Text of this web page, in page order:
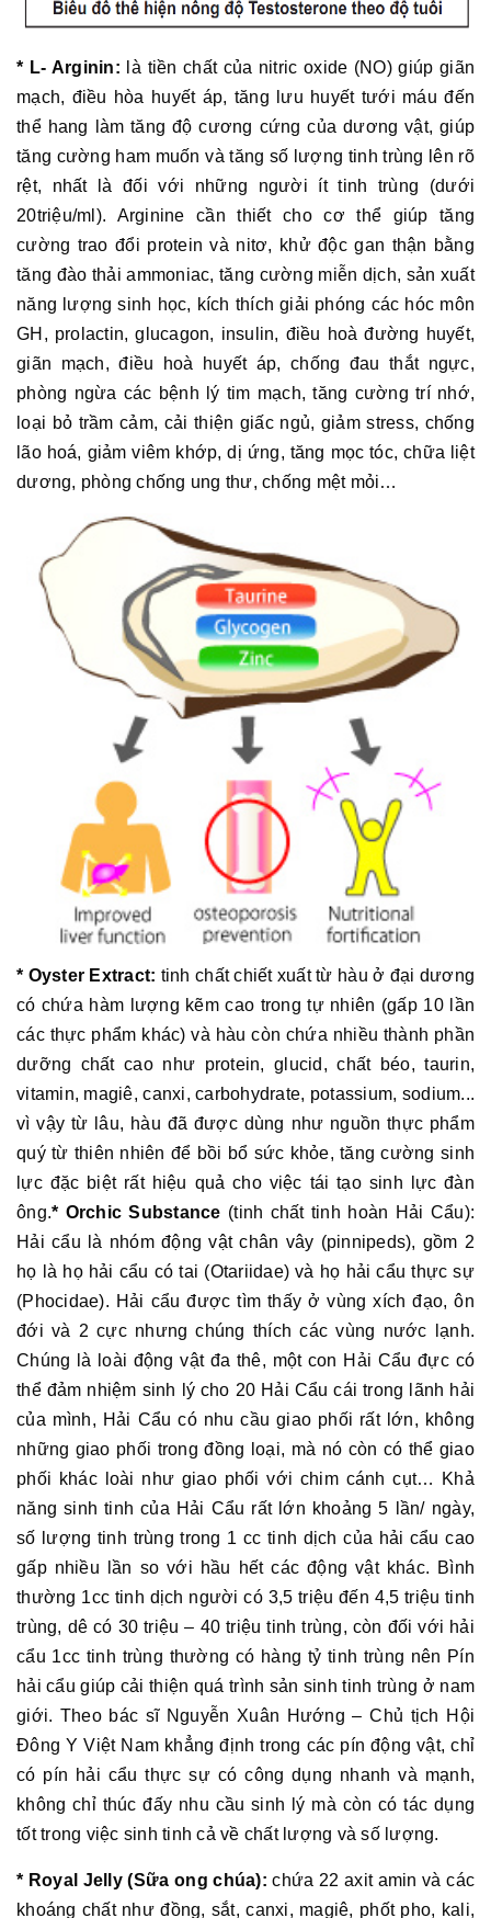
* L- Arginin: là tiền chất của nitric oxide (NO) giúp giãn
mạch, điều hòa huyết áp, tăng lưu huyết tưới máu đến
thể hang làm tăng độ cương cứng của dương vật, giúp
tăng cường ham muốn và tăng số lượng tinh trùng lên rõ
rệt, nhất là đối với những người ít tinh trùng (dưới
20triệu/ml). Arginine cần thiết cho cơ thể giúp tăng
cường trao đổi protein và nitơ, khử độc gan thận bằng
tăng đào thải ammoniac, tăng cường miễn dịch, sản xuất
năng lượng sinh học, kích thích giải phóng các hóc môn
GH, prolactin, glucagon, insulin, điều hoà đường huyết,
giãn mạch, điều hoà huyết áp, chống đau thắt ngực,
phòng ngừa các bệnh lý tim mạch, tăng cường trí nhớ,
loại bỏ trầm cảm, cải thiện giấc ngủ, giảm stress, chống
lão hoá, giảm viêm khớp, dị ứng, tăng mọc tóc, chữa liệt
dương, phòng chống ung thư, chống mệt mỏi…
* Oyster Extract: tinh chất chiết xuất từ hàu ở đại dương
có chứa hàm lượng kẽm cao trong tự nhiên (gấp 10 lần
các thực phẩm khác) và hàu còn chứa nhiều thành phần
dưỡng chất cao như protein, glucid, chất béo, taurin,
vitamin, magiê, canxi, carbohydrate, potassium, sodium...
vì vậy từ lâu, hàu đã được dùng như nguồn thực phẩm
quý từ thiên nhiên để bồi bổ sức khỏe, tăng cường sinh
lực đặc biệt rất hiệu quả cho việc tái tạo sinh lực đàn
ông.* Orchic Substance (tinh chất tinh hoàn Hải Cẩu):
Hải cẩu là nhóm động vật chân vây (pinnipeds), gồm 2
họ là họ hải cẩu có tai (Otariidae) và họ hải cẩu thực sự
(Phocidae). Hải cẩu được tìm thấy ở vùng xích đạo, ôn
đới và 2 cực nhưng chúng thích các vùng nước lạnh.
Chúng là loài động vật đa thê, một con Hải Cẩu đực có
thể đảm nhiệm sinh lý cho 20 Hải Cẩu cái trong lãnh hải
của mình, Hải Cẩu có nhu cầu giao phối rất lớn, không
những giao phối trong đồng loại, mà nó còn có thể giao
phối khác loài như giao phối với chim cánh cụt… Khả
năng sinh tinh của Hải Cẩu rất lớn khoảng 5 lần/ ngày,
số lượng tinh trùng trong 1 cc tinh dịch của hải cẩu cao
gấp nhiều lần so với hầu hết các động vật khác. Bình
thường 1cc tinh dịch người có 3,5 triệu đến 4,5 triệu tinh
trùng, dê có 30 triệu – 40 triệu tinh trùng, còn đối với hải
cẩu 1cc tinh trùng thường có hàng tỷ tinh trùng nên Pín
hải cẩu giúp cải thiện quá trình sản sinh tinh trùng ở nam
giới. Theo bác sĩ Nguyễn Xuân Hướng – Chủ tịch Hội
Đông Y Việt Nam khẳng định trong các pín động vật, chỉ
có pín hải cẩu thực sự có công dụng nhanh và mạnh,
không chỉ thúc đấy nhu cầu sinh lý mà còn có tác dụng
tốt trong việc sinh tinh cả về chất lượng và số lượng.
* Royal Jelly (Sữa ong chúa): chứa 22 axit amin và các
khoáng chất như đồng, sắt, canxi, magiê, phốt pho, kali,